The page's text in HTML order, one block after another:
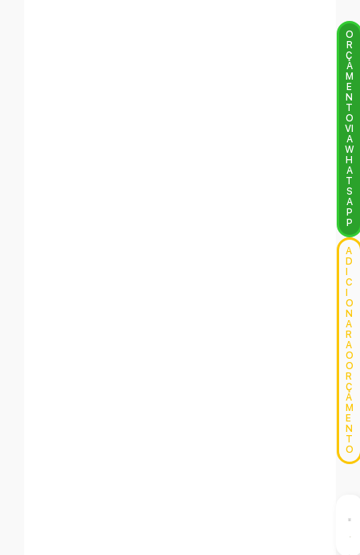
O
R
Ç
A
M
E
N
T
O
VI
A
W
H
A
T
S
A
P
P
A
D
C
O
N
A
R
A
O
O
R
Ç
A
M
E
N
T
O